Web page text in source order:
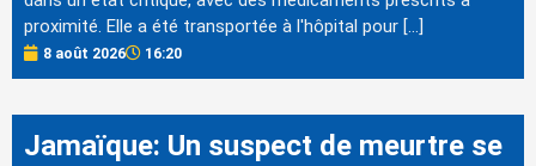
proximité. Elle a été transportée à l'hôpital pour […]
8 août 2026 16:20
Jamaïque: Un suspect de meurtre se